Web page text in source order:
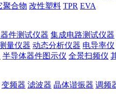
聚合物 改性塑料 TPR EVA
件测试仪器 集成电路测试仪器
量仪器 动态分析仪器 电导率仪
半导体器件图示仪 全景扫频仪
变频器 滤波器 晶体谐振器 调频